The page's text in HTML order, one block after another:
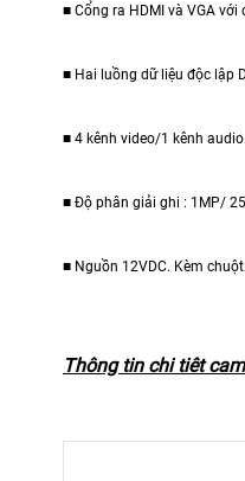
■ Cổng ra HDMI và VGA
■ Hai luồng dữ liệu độc lập
■ 4 kênh video/1 kênh
■ Độ phân giải ghi : 1MP/
■ Nguồn 12VDC. Kèm
Thông tin chi tiêt